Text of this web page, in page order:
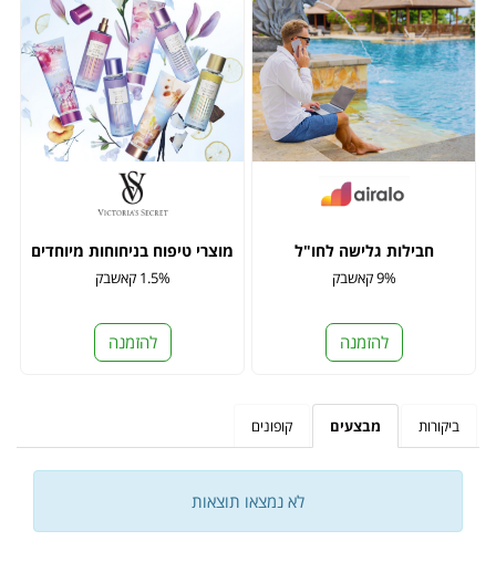
חבילות גלישה לחו"ל
9% קאשבק
להזמנה
מוצרי טיפוח בניחוחות מיוחדים
1.5% קאשבק
להזמנה
ביקורות מבצעים קופונים
לא נמצאו תוצאות